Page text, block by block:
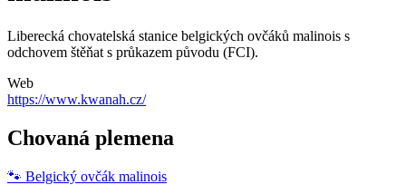
Liberecká chovatelská stanice belgických ovčáků malinois s
odchovem štěňat s průkazem původu (FCI).
Web
https://www.kwanah.cz/
Chovaná plemena
🐾 Belgický ovčák malinois